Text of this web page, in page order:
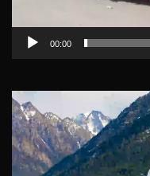
00:00
Video
Player